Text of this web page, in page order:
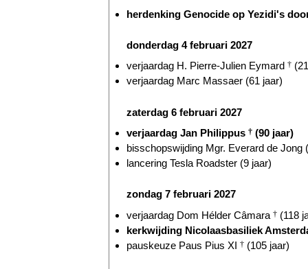
herdenking Genocide op Yezidi's
donderdag 4 februari 2027
verjaardag H. Pierre-Julien Eymard †
verjaardag Marc Massaer (61 jaar)
zaterdag 6 februari 2027
verjaardag Jan Philippus † (90 jaar)
bisschopswijding Mgr. Everard de Jong
lancering Tesla Roadster (9 jaar)
zondag 7 februari 2027
verjaardag Dom Hélder Câmara † (118
kerkwijding Nicolaasbasiliek
pauskeuze Paus Pius XI † (105 jaar)